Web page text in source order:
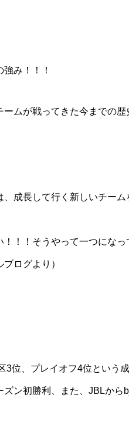
み！！！
ムが戦ってきた今までの
、成長して行く新しいチー
！！そうやって一つになっ
ログより）
3位、プレイオフ4位という
ズン初勝利、また、JBLか